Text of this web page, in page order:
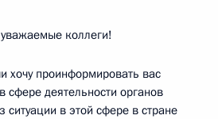
коллеги!
хочу проинформировать вас
сфере деятельности органов
ситуации в этой сфере в стране